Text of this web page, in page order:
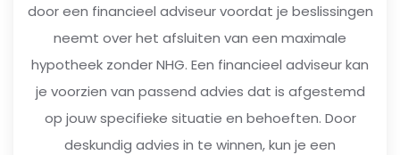
door een financieel adviseur voordat je beslissingen
neemt over het afsluiten van een maximale
hypotheek zonder NHG. Een financieel adviseur kan
je voorzien van passend advies dat is afgestemd
op jouw specifieke situatie en behoeften. Door
deskundig advies in te winnen, kun je een